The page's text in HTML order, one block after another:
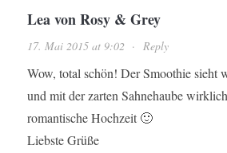
Lea von Rosy & Grey
17. Mai 2015 at 9:02· Reply
Wow, total schön! Der Smoothie sieht
und mit der zarten Sahnehaube
romantische Hochzeit 🙂
Liebste Grüße